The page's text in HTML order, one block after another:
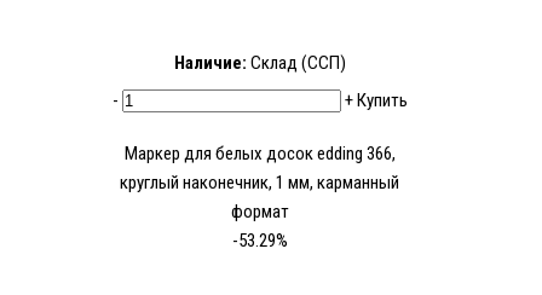
Наличие: Склад (ССП)
-
+Купить
Маркер для белых досок edding 366,
круглый наконечник, 1 мм, карманный
формат
-53.29%